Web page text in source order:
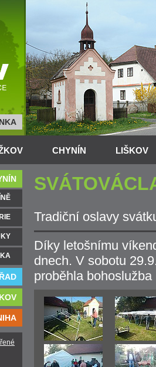
CHYNÍN LIŠKOV
Tradiční oslavy
Díky letošnímu
dnech. V sobotu
proběhla bohoslužba